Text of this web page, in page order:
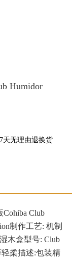
Humidor
7天无理由退换货
Club
制作工艺: 机制
木盒型号: Club
柔描述:包装精